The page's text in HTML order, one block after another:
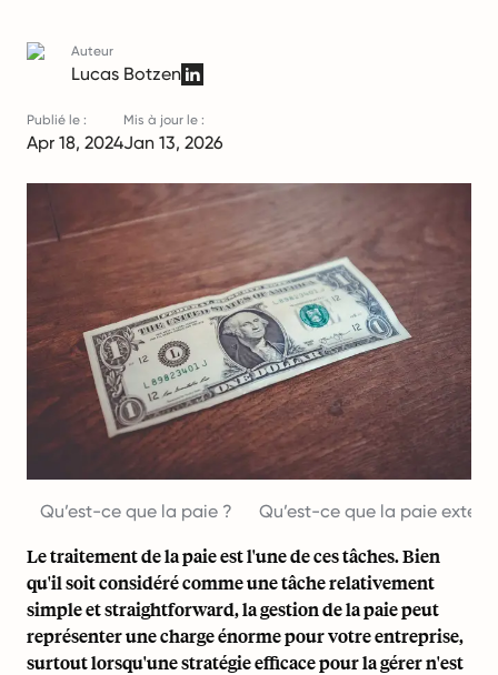
Auteur
Lucas Botzen
Publié le :
Apr 18, 2024
Mis à jour le :
Jan 13, 2026
Qu’est-ce que la paie ? Qu’est-ce que la paie
Le traitement de la paie est l'une de ces tâches. Bien
qu'il soit considéré comme une tâche relativement
simple et straightforward, la gestion de la paie peut
représenter une charge énorme pour votre entreprise,
surtout lorsqu'une stratégie efficace pour la gérer n'est